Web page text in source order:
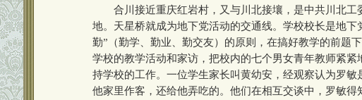
合川接近重庆红岩村，又与川北接壤，是中共川北工
地。天星桥就成为地下党活动的交通线。学校校长是地下
勤”（勤学、勤业、勤交友）的原则，在搞好教学的前题
学校的教学活动和家访，把校内的七个男女青年教师紧
持学校的工作。一位学生家长叫黄幼安，经观察认为罗敏
他家里作客，还给他弄吃的。他们在相互交谈中，罗敏得